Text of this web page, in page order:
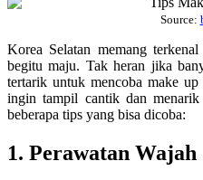
Source:
Korea Selatan memang
begitu maju. Tak heran jika
tertarik untuk mencoba make
ingin tampil cantik dan
beberapa tips yang bisa dicoba:
1. Perawatan Wajah